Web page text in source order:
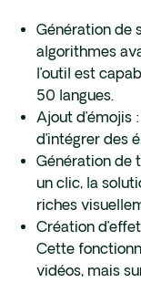
Génération de
algorithmes
l’outil est
50 langues.
Ajout d’émojis
d’intégrer des
Génération de
un clic, la
riches
Création
Cette
vidéos, mais